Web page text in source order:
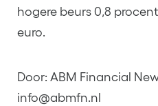
hogere beurs 0,8
euro.
Door: ABM Financial
info@abmfn.nl